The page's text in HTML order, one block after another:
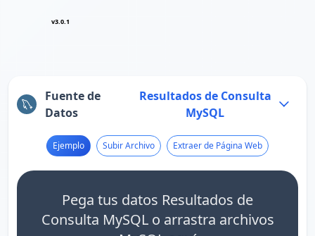
v3.0.1
Fuente de
Datos
Resultados de Consulta
MySQL
Ejemplo Subir Archivo Extraer de Página Web
Pega tus datos Resultados de
Consulta MySQL o arrastra archivos